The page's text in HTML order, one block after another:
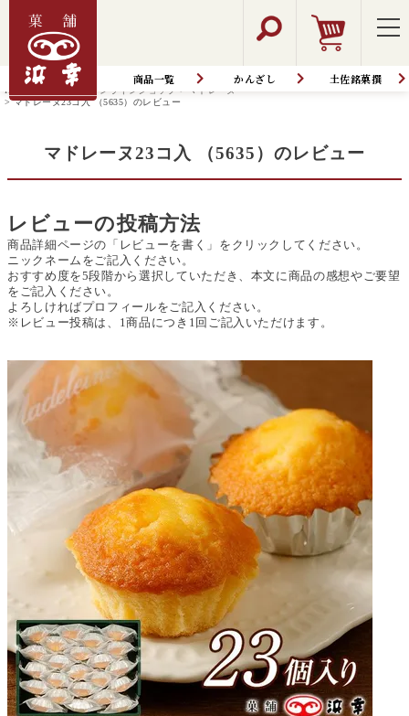
商品一覧 かんざし 土佐銘菓撰
HOME 商品一覧│オンラインショップ
マドレーヌ
マドレーヌ23コ入 （5635）のレビュー
マドレーヌ23コ入 （5635）のレビュー
レビューの投稿方法
商品詳細ページの「レビューを書く」をクリックしてください。
ニックネームをご記入ください。
おすすめ度を5段階から選択していただき、本文に商品の感想やご要望
をご記入ください。
よろしければプロフィールをご記入ください。
※レビュー投稿は、1商品につき1回ご記入いただけます。